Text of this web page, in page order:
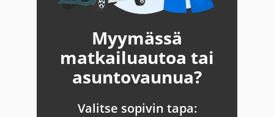
Myymässä
matkailuautoa tai
asuntovaunua?
Valitse sopivin tapa: